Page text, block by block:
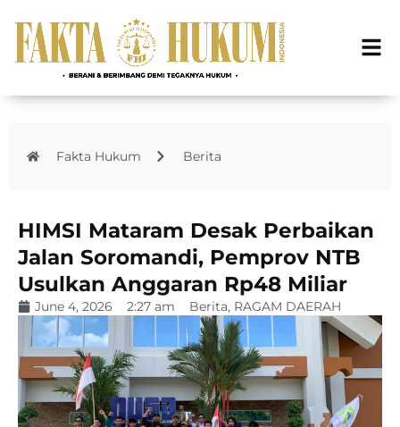
Fakta Hukum Berita
HIMSI Mataram Desak Perbaikan
Jalan Soromandi, Pemprov NTB
Usulkan Anggaran Rp48 Miliar
June 4, 2026 2:27 am Berita, RAGAM DAERAH